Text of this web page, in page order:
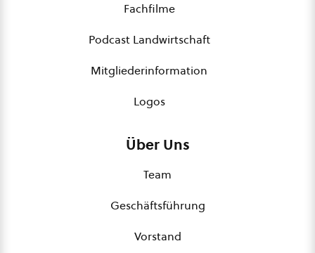
Fachfilme
Podcast Landwirtschaft
Mitgliederinformation
Logos
Über Uns
Team
Geschäftsführung
Vorstand